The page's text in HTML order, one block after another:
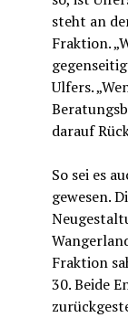
steht an
Fraktion.
Ulfers.
darauf
So sei es
gewesen.
Fraktion
30. Beide